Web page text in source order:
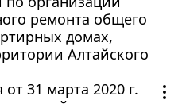
ремонта общего
домах,
Алтайского
31 марта 2020 г.